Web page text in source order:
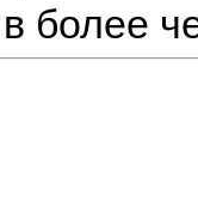
более